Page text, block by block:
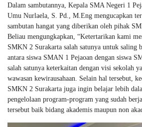
Dalam sambutannya, Kepala SMA Negeri 1
Umu Nurlaela, S. Pd., M.Eng mengucapkan
sambutan hangat yang diberikan oleh pihak
Beliau mengungkapkan, “Ketertarikan kami
SMKN 2 Surakarta salah satunya untuk saling
antara siswa SMAN 1 Pejaoan dengan siswa
salah satunya keterkaitan dengan visi sekolah
wawasan kewirausahaan. Selain hal tersebut,
SMKN 2 Surakarta juga ingin belajar lebih
pengelolaan program-program yang sudah
tersebut baik bidang akademis maupun non